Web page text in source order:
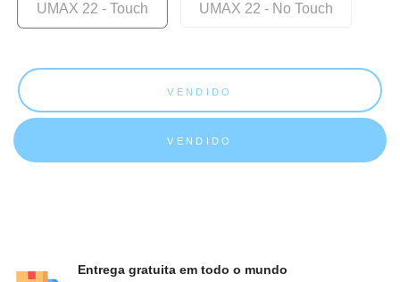
UMAX 22 - Touch UMAX 22 - No Touch
VENDIDO
VENDIDO
Entrega gratuita em todo o mundo